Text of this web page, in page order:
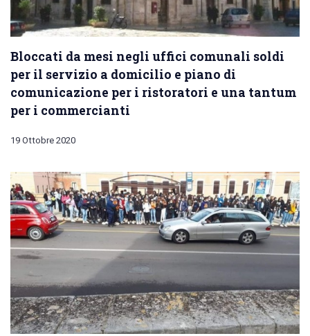
Bloccati da mesi negli uffici comunali soldi
per il servizio a domicilio e piano di
comunicazione per i ristoratori e una tantum
per i commercianti
19 Ottobre 2020